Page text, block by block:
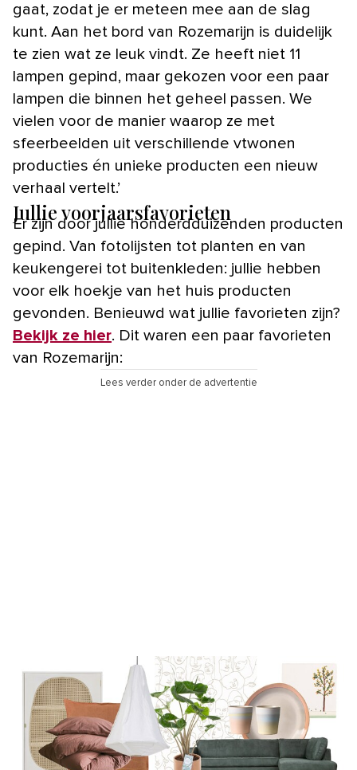
gaat, zodat je er meteen mee aan de slag
kunt. Aan het bord van Rozemarijn is duidelijk
te zien wat ze leuk vindt. Ze heeft niet 11
lampen gepind, maar gekozen voor een paar
lampen die binnen het geheel passen. We
vielen voor de manier waarop ze met
sfeerbeelden uit verschillende vtwonen
producties én unieke producten een nieuw
verhaal vertelt.’
Jullie voorjaarsfavorieten
Er zijn door jullie honderdduizenden producten
gepind. Van fotolijsten tot planten en van
keukengerei tot buitenkleden: jullie hebben
voor elk hoekje van het huis producten
gevonden. Benieuwd wat jullie favorieten zijn?
Bekijk ze hier. Dit waren een paar favorieten
van Rozemarijn:
Lees verder onder de advertentie